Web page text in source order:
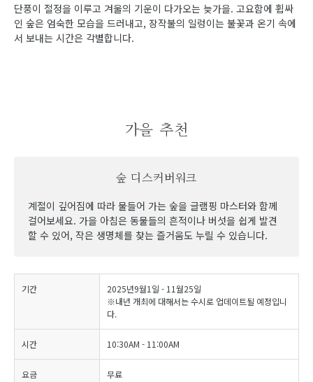
단풍이 절정을 이루고 겨울의 기운이 다가오는 늦가을. 고요함에 휩싸
인 숲은 엄숙한 모습을 드러내고, 장작불의 일렁이는 불꽃과 온기 속에
서 보내는 시간은 각별합니다.
가을 추천
숲 디스커버워크
계절이 깊어짐에 따라 물들어 가는 숲을 글램핑 마스터와 함께
걸어보세요. 가을 아침은 동물들의 흔적이나 버섯을 쉽게 발견
할 수 있어, 작은 생명체를 찾는 즐거움도 누릴 수 있습니다.
기간
2025년9월1일 - 11월25일
※내년 개최에 대해서는 수시로 업데이트될 예정입니
다.
시간 10:30AM - 11:00AM
요금 무료